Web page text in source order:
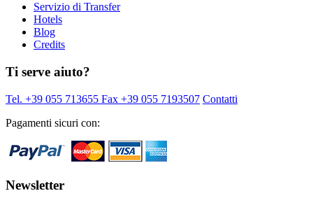
Servizio di Transfer
Hotels
Blog
Credits
Ti serve aiuto?
Tel. +39 055 713655 Fax +39 055 7193507 Contatti
Pagamenti sicuri con:
Newsletter